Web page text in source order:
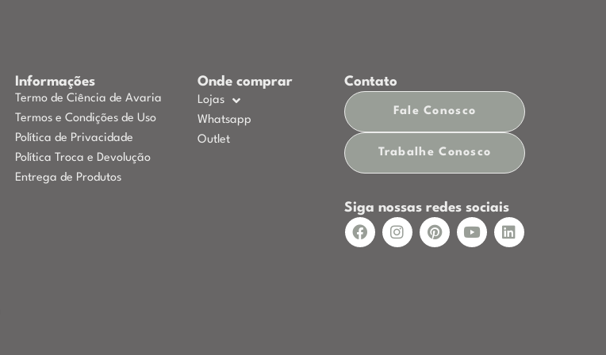
Informações
Termo de Ciência de Avaria
Termos e Condições de Uso
Política de Privacidade
Política Troca e Devolução
Entrega de Produtos
Onde comprar
Lojas
Whatsapp
Outlet
Contato
Fale Conosco
Trabalhe Conosco
Siga nossas redes sociais